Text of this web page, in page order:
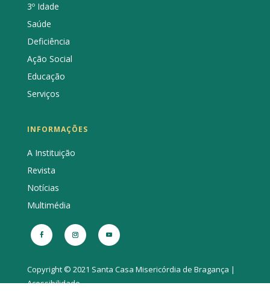
3º Idade
Saúde
Deficiência
Ação Social
Educação
Serviços
INFORMAÇÕES
A Instituição
Revista
Notícias
Multimédia
Copyright © 2021 Santa Casa Misericórdia de Bragança |
Acessibilidade